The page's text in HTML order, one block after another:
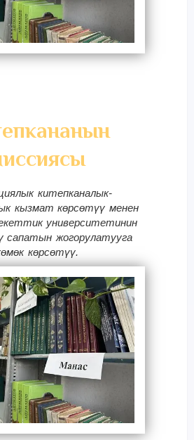
китепканалык-
кызмат көрсөтүү менен
университетинин
сапатын жогорулатууга
көрсөтүү.